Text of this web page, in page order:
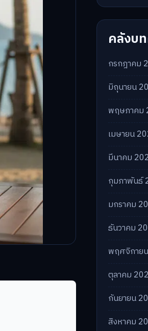
คลังบ
กรกฎาคม
มิถุนายน
พฤษภาคม
เมษายน
มีนาคม
กุมภาพันธ์
มกราคม
ธันวาคม
พฤศจิกาย
ตุลาคม
กันยายน
สิงหาคม